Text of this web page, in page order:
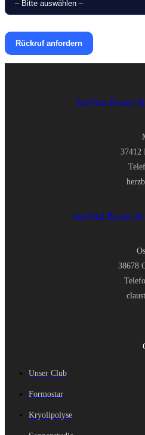
SunVital Beauty
37412
SunVital Beauty &
38678
Unser Club
Formostar
Kryolipolyse